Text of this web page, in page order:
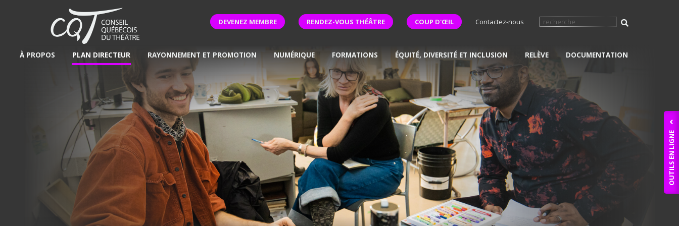
DEVENEZ MEMBRE RENDEZ-VOUS THÉÂTRE COUP D'ŒIL Contactez-nous
À PROPOS PLAN DIRECTEUR RAYONNEMENT ET PROMOTION NUMÉRIQUE FORMATIONS ÉQUITÉ, DIVERSITÉ ET INCLUSION RELÈVE DOCUMENTATION
OUTILS EN LIGNE